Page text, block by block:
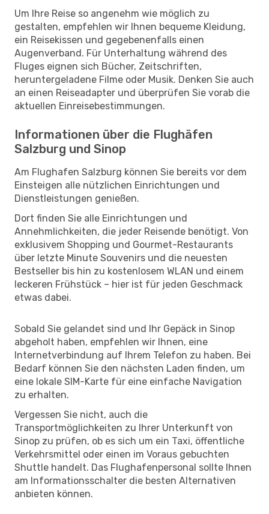
Um Ihre Reise so angenehm wie möglich zu
gestalten, empfehlen wir Ihnen bequeme Kleidung,
ein Reisekissen und gegebenenfalls einen
Augenverband. Für Unterhaltung während des
Fluges eignen sich Bücher, Zeitschriften,
heruntergeladene Filme oder Musik. Denken Sie auch
an einen Reiseadapter und überprüfen Sie vorab die
aktuellen Einreisebestimmungen.
Informationen über die Flughäfen
Salzburg und Sinop
Am Flughafen Salzburg können Sie bereits vor dem
Einsteigen alle nützlichen Einrichtungen und
Dienstleistungen genießen.
Dort finden Sie alle Einrichtungen und
Annehmlichkeiten, die jeder Reisende benötigt. Von
exklusivem Shopping und Gourmet-Restaurants
über letzte Minute Souvenirs und die neuesten
Bestseller bis hin zu kostenlosem WLAN und einem
leckeren Frühstück – hier ist für jeden Geschmack
etwas dabei.
Sobald Sie gelandet sind und Ihr Gepäck in Sinop
abgeholt haben, empfehlen wir Ihnen, eine
Internetverbindung auf Ihrem Telefon zu haben. Bei
Bedarf können Sie den nächsten Laden finden, um
eine lokale SIM-Karte für eine einfache Navigation
zu erhalten.
Vergessen Sie nicht, auch die
Transportmöglichkeiten zu Ihrer Unterkunft von
Sinop zu prüfen, ob es sich um ein Taxi, öffentliche
Verkehrsmittel oder einen im Voraus gebuchten
Shuttle handelt. Das Flughafenpersonal sollte Ihnen
am Informationsschalter die besten Alternativen
anbieten können.